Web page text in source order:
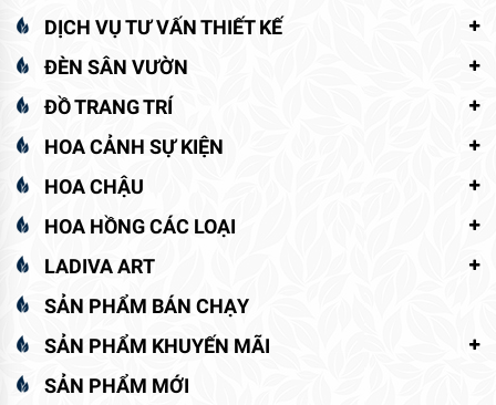
DỊCH VỤ TƯ VẤN THIẾT KẾ
ĐÈN SÂN VƯỜN
ĐỒ TRANG TRÍ
HOA CẢNH SỰ KIỆN
HOA CHẬU
HOA HỒNG CÁC LOẠI
LADIVA ART
SẢN PHẨM BÁN CHẠY
SẢN PHẨM KHUYẾN MÃI
SẢN PHẨM MỚI